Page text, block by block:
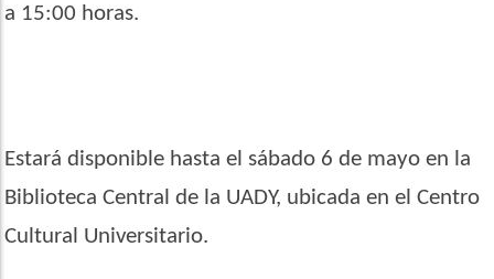
a 15:00 horas.
Estará disponible hasta el sábado 6 de mayo en la
Biblioteca Central de la UADY, ubicada en el Centro
Cultural Universitario.